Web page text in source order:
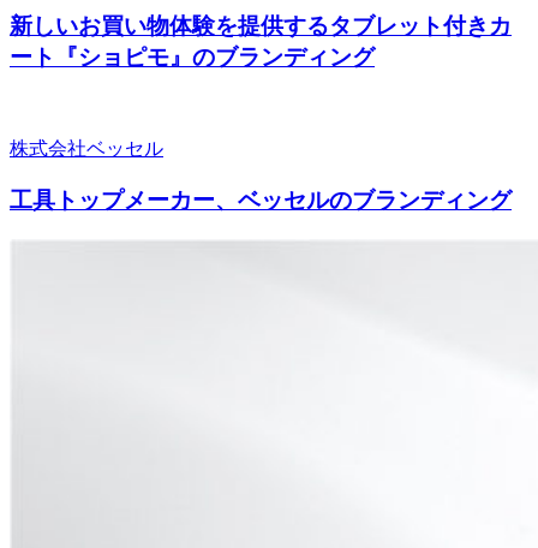
新しいお買い物体験を提供するタブレット付きカ
ート『ショピモ』のブランディング
株式会社ベッセル
工具トップメーカー、ベッセルのブランディング